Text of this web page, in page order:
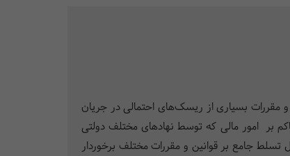
و مقررات بسیاری از ریسک­‌های احتمالی در جریان
بر امور مالی که توسط نهادهای مختلف دولتی
جامع بر قوانین و مقررات مختلف برخوردار